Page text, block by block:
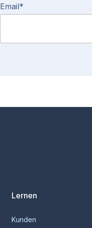
Email*
Lernen
Kunden